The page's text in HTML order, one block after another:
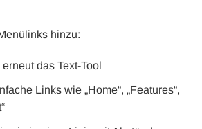
hinzu:
das Text-Tool
Links wie „Home“, „Features“,